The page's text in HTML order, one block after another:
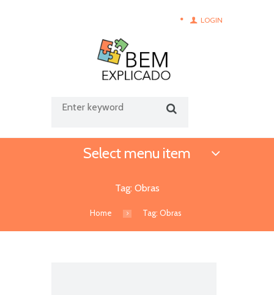
LOGIN
Select menu item
Tag: Obras
Home Tag: Obras